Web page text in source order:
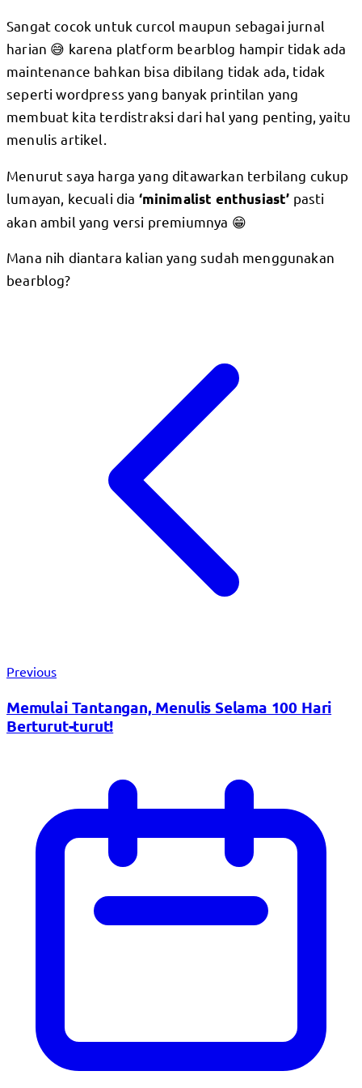
Sangat cocok untuk curcol maupun sebagai jurnal
harian 😅 karena platform bearblog hampir tidak ada
maintenance bahkan bisa dibilang tidak ada, tidak
seperti wordpress yang banyak printilan yang
membuat kita terdistraksi dari hal yang penting, yaitu
menulis artikel.
Menurut saya harga yang ditawarkan terbilang cukup
lumayan, kecuali dia ‘minimalist enthusiast’ pasti
akan ambil yang versi premiumnya 😁
Mana nih diantara kalian yang sudah menggunakan
bearblog?
Previous
Memulai Tantangan, Menulis Selama 100 Hari
Berturut-turut!